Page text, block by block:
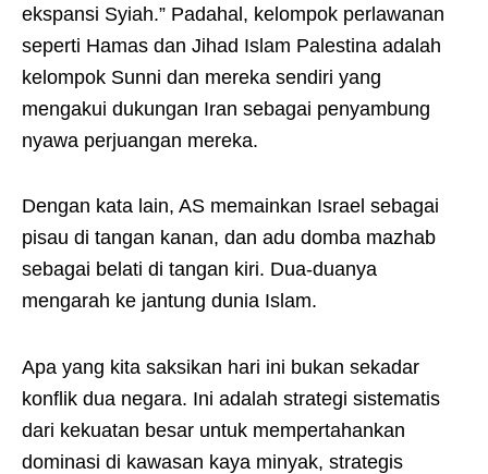
ekspansi Syiah.” Padahal, kelompok perlawanan
seperti Hamas dan Jihad Islam Palestina adalah
kelompok Sunni dan mereka sendiri yang
mengakui dukungan Iran sebagai penyambung
nyawa perjuangan mereka.
Dengan kata lain, AS memainkan Israel sebagai
pisau di tangan kanan, dan adu domba mazhab
sebagai belati di tangan kiri. Dua-duanya
mengarah ke jantung dunia Islam.
Apa yang kita saksikan hari ini bukan sekadar
konflik dua negara. Ini adalah strategi sistematis
dari kekuatan besar untuk mempertahankan
dominasi di kawasan kaya minyak, strategis